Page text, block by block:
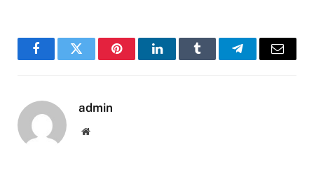
FacebookTwitter PinterestLinkedInTumblr TelegramEmail
admin
Website